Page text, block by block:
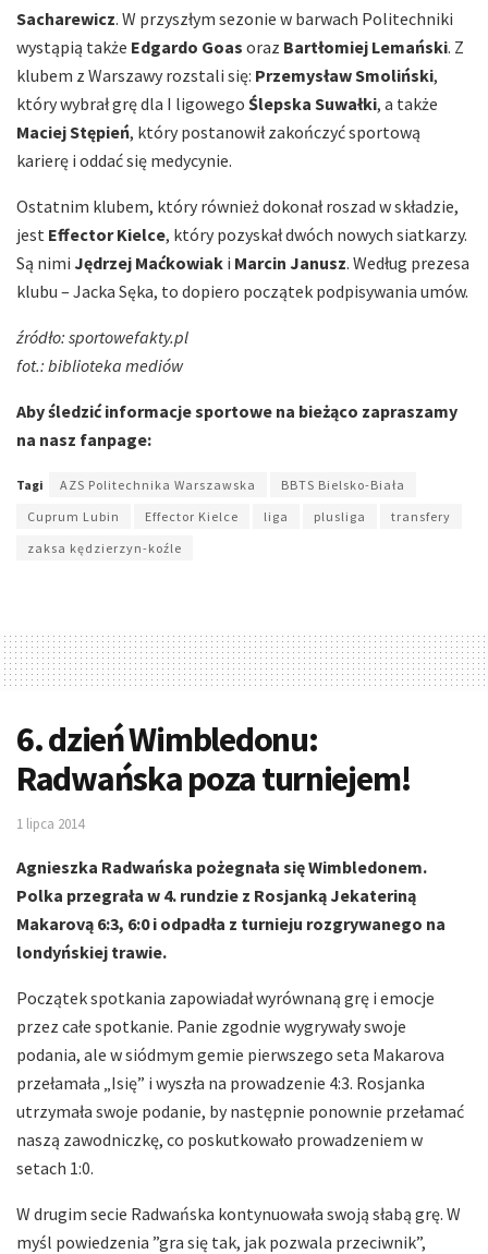
Sacharewicz. W przyszłym sezonie w barwach Politechniki
wystąpią także Edgardo Goas oraz Bartłomiej Lemański. Z
klubem z Warszawy rozstali się: Przemysław Smoliński,
który wybrał grę dla I ligowego Ślepska Suwałki, a także
Maciej Stępień, który postanowił zakończyć sportową
karierę i oddać się medycynie.
Ostatnim klubem, który również dokonał roszad w składzie,
jest Effector Kielce, który pozyskał dwóch nowych siatkarzy.
Są nimi Jędrzej Maćkowiak i Marcin Janusz. Według prezesa
klubu – Jacka Sęka, to dopiero początek podpisywania umów.
źródło: sportowefakty.pl
fot.: biblioteka mediów
Aby śledzić informacje sportowe na bieżąco zapraszamy
na nasz fanpage:
Tagi AZS Politechnika Warszawska
BBTS Bielsko-Biała
Cuprum Lubin
Effector Kielce liga plusliga
transfery
zaksa kędzierzyn-koźle
6. dzień Wimbledonu:
Radwańska poza turniejem!
1 lipca 2014
Agnieszka Radwańska pożegnała się Wimbledonem.
Polka przegrała w 4. rundzie z Rosjanką Jekateriną
Makarovą 6:3, 6:0 i odpadła z turnieju rozgrywanego na
londyńskiej trawie.
Początek spotkania zapowiadał wyrównaną grę i emocje
przez całe spotkanie. Panie zgodnie wygrywały swoje
podania, ale w siódmym gemie pierwszego seta Makarova
przełamała „Isię” i wyszła na prowadzenie 4:3. Rosjanka
utrzymała swoje podanie, by następnie ponownie przełamać
naszą zawodniczkę, co poskutkowało prowadzeniem w
setach 1:0.
W drugim secie Radwańska kontynuowała swoją słabą grę. W
myśl powiedzenia ”gra się tak, jak pozwala przeciwnik”,